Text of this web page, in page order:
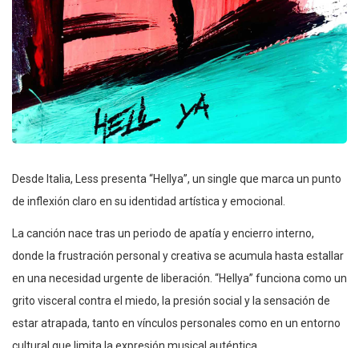
Desde Italia, Less presenta “Hellya”, un single que marca un punto
de inflexión claro en su identidad artística y emocional.
La canción nace tras un periodo de apatía y encierro interno,
donde la frustración personal y creativa se acumula hasta estallar
en una necesidad urgente de liberación. “Hellya” funciona como un
grito visceral contra el miedo, la presión social y la sensación de
estar atrapada, tanto en vínculos personales como en un entorno